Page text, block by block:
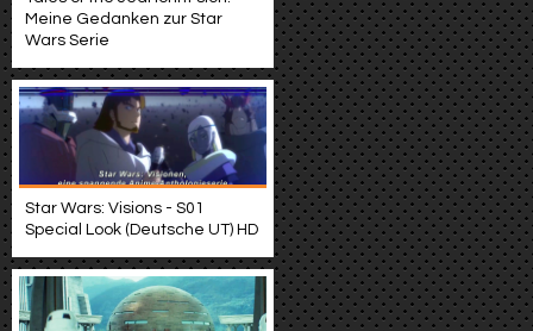
Meine Gedanken zur Star
Wars Serie
Star Wars: Visions - S01
Special Look (Deutsche UT) HD